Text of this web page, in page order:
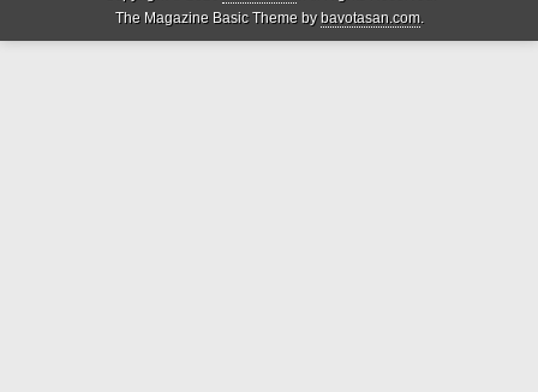
The Magazine Basic Theme bybavotasan.com.